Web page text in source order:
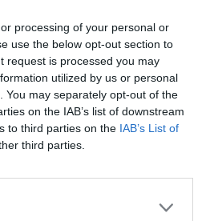
processing of your personal or
use the below opt-out section to
request is processed you may
utilized by us or personal
may separately opt-out of the
on the IAB’s list of downstream
to third parties on the IAB’s List of
third parties.